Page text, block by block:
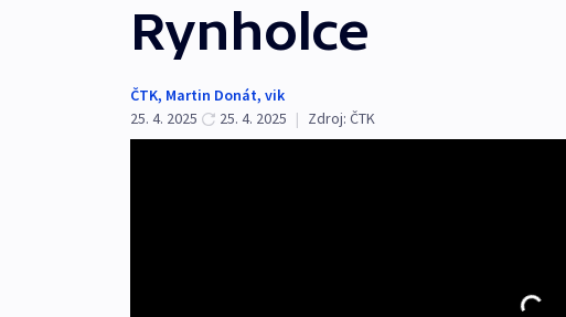
Rynholce
ČTK, Martin Donát, vik
25. 4. 2025
25. 4. 2025 | Zdroj: ČTK